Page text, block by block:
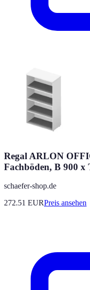
Regal ARLON
Fachböden, B 900 x
schaefer-shop.de
272.51 EURPreis ansehen